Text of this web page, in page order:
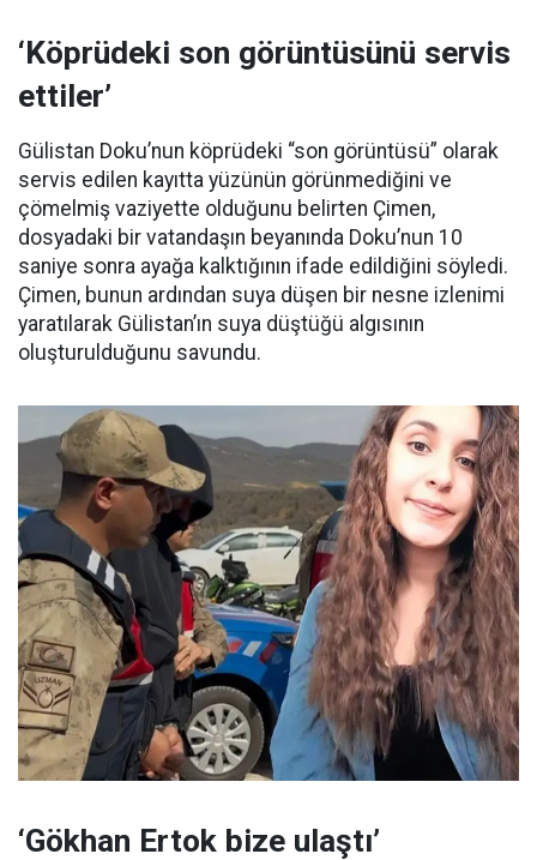
‘Köprüdeki son görüntüsünü servis
ettiler’
Gülistan Doku’nun köprüdeki “son görüntüsü” olarak
servis edilen kayıtta yüzünün görünmediğini ve
çömelmiş vaziyette olduğunu belirten Çimen,
dosyadaki bir vatandaşın beyanında Doku’nun 10
saniye sonra ayağa kalktığının ifade edildiğini söyledi.
Çimen, bunun ardından suya düşen bir nesne izlenimi
yaratılarak Gülistan’ın suya düştüğü algısının
oluşturulduğunu savundu.
‘Gökhan Ertok bize ulaştı’